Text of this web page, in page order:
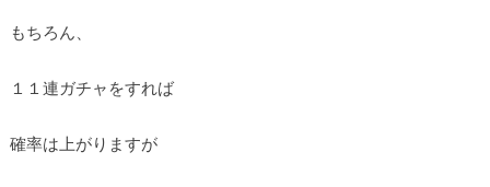
もちろん、
１１連ガチャをすれば
確率は上がりますが